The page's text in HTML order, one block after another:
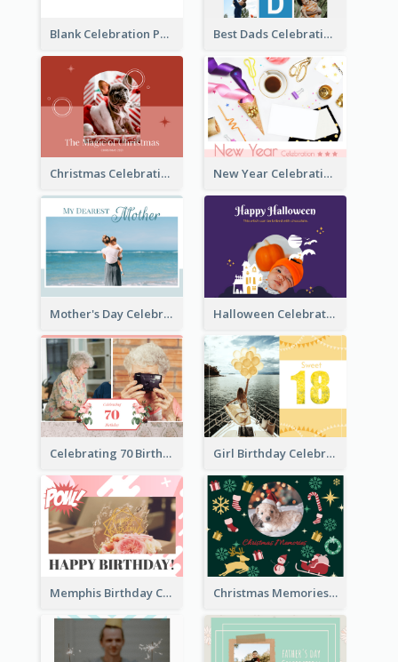
Blank Celebration Photo Book Best Dads Celebration Photo Book
Christmas Celebration Photo Book New Year Celebration Photo Book
Mother's Day Celebration Photo Book Halloween Celebration Photo Book
Celebrating 70 Birthday Celebration Photo Book Girl Birthday Celebration Photo Book
Memphis Birthday Celebration Photo Book Christmas Memories Photo Book